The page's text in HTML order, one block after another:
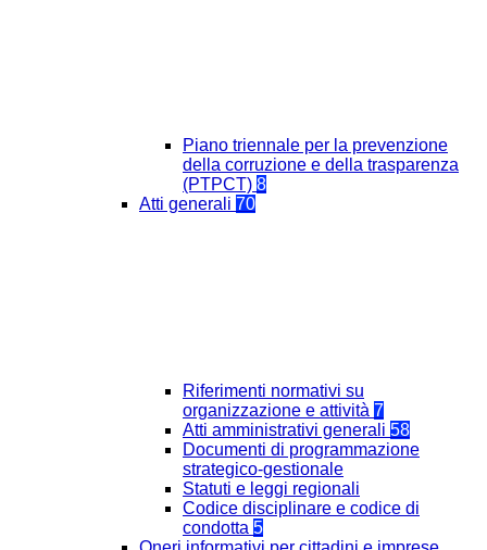
Piano triennale per la prevenzione
della corruzione e della trasparenza
(PTPCT) 8
Atti generali 70
Riferimenti normativi su
organizzazione e attività 7
Atti amministrativi generali 58
Documenti di programmazione
strategico-gestionale
Statuti e leggi regionali
Codice disciplinare e codice di
condotta 5